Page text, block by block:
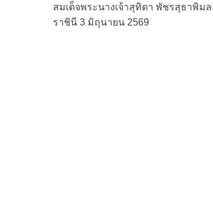
สมเด็จพระนางเจ้าสุทิดา พัชรสุธาพิม
ราชินี 3 มิถุนายน 2569